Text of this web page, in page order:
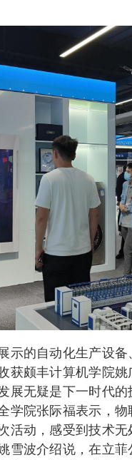
示的自动化生产设
获颇丰计算机学院
展无疑是下一时代
学院张际福表示，
活动，感受到技术
雪波介绍说，在立